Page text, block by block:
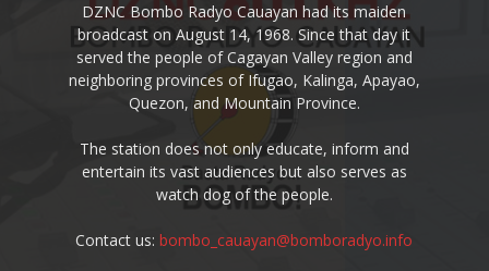
DZNC Bombo Radyo Cauayan had its maiden
broadcast on August 14, 1968. Since that day it
served the people of Cagayan Valley region and
neighboring provinces of Ifugao, Kalinga, Apayao,
Quezon, and Mountain Province.
The station does not only educate, inform and
entertain its vast audiences but also serves as
watch dog of the people.
Contact us:bombo_cauayan@bomboradyo.info